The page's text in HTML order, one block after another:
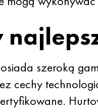
szeroką
cechy